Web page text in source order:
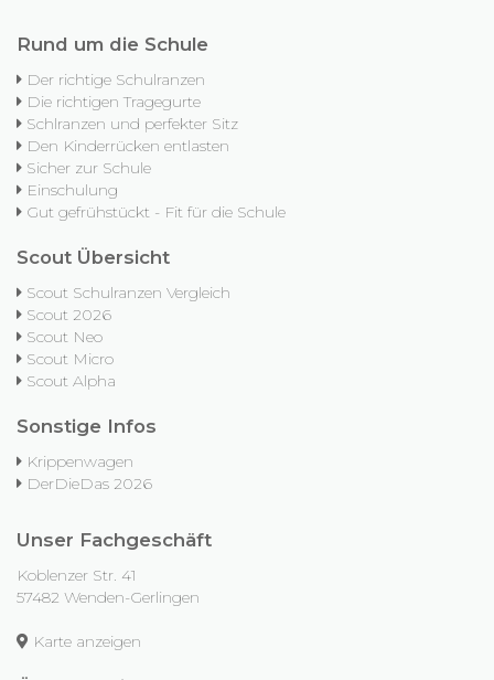
Rund um die Schule
Der richtige Schulranzen
Die richtigen Tragegurte
Schlranzen und perfekter Sitz
Den Kinderrücken entlasten
Sicher zur Schule
Einschulung
Gut gefrühstückt - Fit für die Schule
Scout Übersicht
Scout Schulranzen Vergleich
Scout 2026
Scout Neo
Scout Micro
Scout Alpha
Sonstige Infos
Krippenwagen
DerDieDas 2026
Unser Fachgeschäft
Koblenzer Str. 41
57482 Wenden-Gerlingen
Karte anzeigen